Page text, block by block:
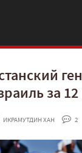
за
ИКРАМУТДИН ХАН 2